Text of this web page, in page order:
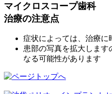
マイクロスコープ歯科
治療の注意点
症状によっては、治療に
患部の写真を拡大します
なる可能性があります